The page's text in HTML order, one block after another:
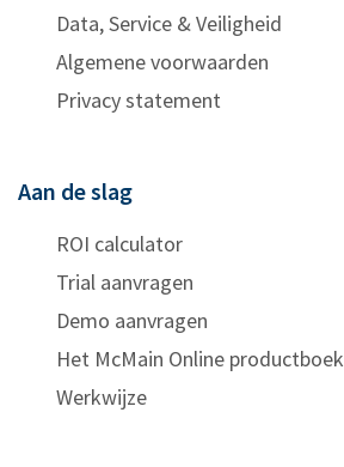
Data, Service & Veiligheid
Algemene voorwaarden
Privacy statement
Aan de slag
ROI calculator
Trial aanvragen
Demo aanvragen
Het McMain Online productboek
Werkwijze